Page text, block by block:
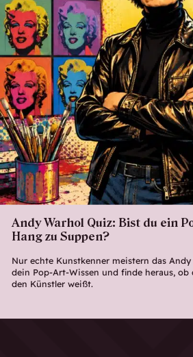
Andy Warhol Quiz: Bist du ein
Hang zu Suppen?
Nur echte Kunstkenner meistern das
dein Pop-Art-Wissen und finde heraus, ob
den Künstler weißt.